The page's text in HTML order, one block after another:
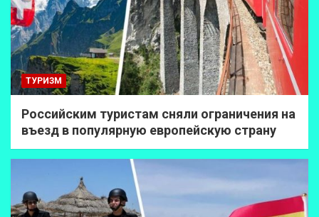
ТУРИЗМ
Российским туристам сняли ограничения на
въезд в популярную европейскую страну